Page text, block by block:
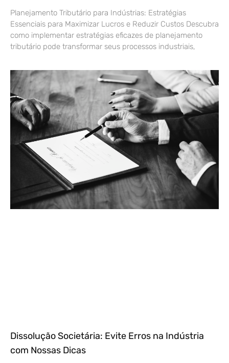
Planejamento Tributário para Indústrias: Estratégias
Essenciais para Maximizar Lucros e Reduzir Custos Descubra
como implementar estratégias eficazes de planejamento
tributário pode transformar seus processos industriais,
Dissolução Societária: Evite Erros na Indústria
com Nossas Dicas